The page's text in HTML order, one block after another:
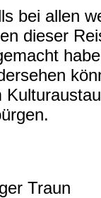
bei allen
dieser
Traun